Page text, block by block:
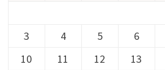
3
4 5 6
10
11 12 13